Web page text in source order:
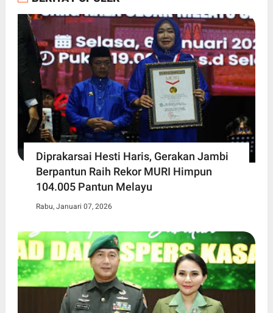
Diprakarsai Hesti Haris, Gerakan Jambi
Berpantun Raih Rekor MURI Himpun
104.005 Pantun Melayu
Rabu, Januari 07, 2026